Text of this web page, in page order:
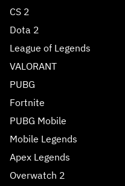
CS 2
Dota 2
League of Legends
VALORANT
PUBG
Fortnite
PUBG Mobile
Mobile Legends
Apex Legends
Overwatch 2